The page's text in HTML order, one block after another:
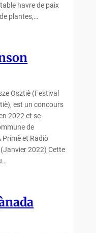
havre de paix
plantes,…
Osztiè (Festival
est un concours
2022 et se
de
Primè et Radiò
2022) Cette